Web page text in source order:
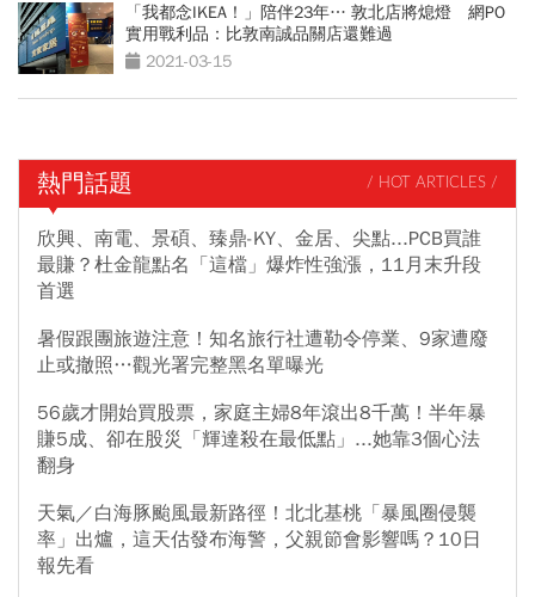
「我都念IKEA！」陪伴23年… 敦北店將熄燈 網PO
實用戰利品：比敦南誠品關店還難過
2021-03-15
熱門話題 / HOT ARTICLES /
欣興、南電、景碩、臻鼎-KY、金居、尖點...PCB買誰
最賺？杜金龍點名「這檔」爆炸性強漲，11月末升段
首選
暑假跟團旅遊注意！知名旅行社遭勒令停業、9家遭廢
止或撤照…觀光署完整黑名單曝光
56歲才開始買股票，家庭主婦8年滾出8千萬！半年暴
賺5成、卻在股災「輝達殺在最低點」...她靠3個心法
翻身
天氣／白海豚颱風最新路徑！北北基桃「暴風圈侵襲
率」出爐，這天估發布海警，父親節會影響嗎？10日
報先看